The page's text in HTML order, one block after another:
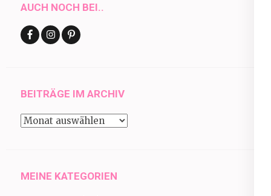
AUCH NOCH BEI..
BEITRÄGE IM ARCHIV
Beiträge
MEINE KATEGORIEN